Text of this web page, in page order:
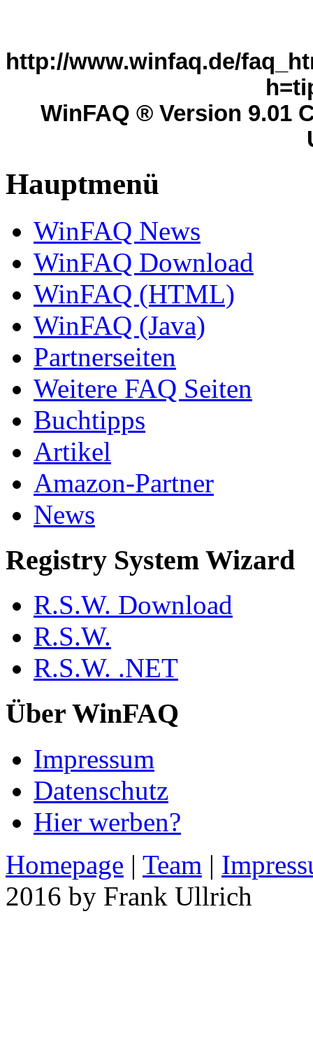
http://www.winfaq.de/
WinFAQ ® Version 9.01
Hauptmenü
WinFAQ News
WinFAQ Download
WinFAQ (HTML)
WinFAQ (Java)
Partnerseiten
Weitere FAQ Seiten
Buchtipps
Artikel
Amazon-Partner
News
Registry System Wizard
R.S.W. Download
R.S.W.
R.S.W. .NET
Über WinFAQ
Impressum
Datenschutz
Hier werben?
Homepage | Team |
2016 by Frank Ullrich